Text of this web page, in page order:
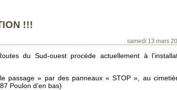
!!!
samedi 13 mars
du Sud-ouest procède actuellement à
passage » par des panneaux « STOP », au
Poulon d’en bas)